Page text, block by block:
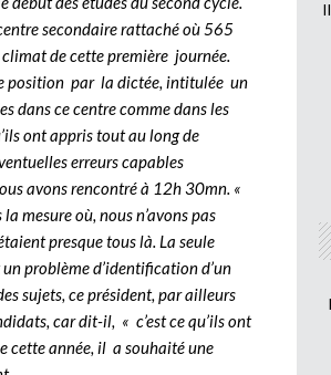
secondaire rattaché où 565
de cette première journée.
position par la dictée, intitulée un
dans ce centre comme dans les
ont appris tout au long de
erreurs capables
avons rencontré à 12h 30mn. «
mesure où, nous n’avons pas
presque tous là. La seule
problème d’identification d’un
sujets, ce président, par ailleurs
car dit-il, « c’est ce qu’ils ont
cette année, il a souhaité une